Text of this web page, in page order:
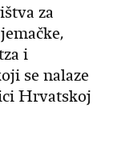
za
i
se nalaze
Hrvatskoj